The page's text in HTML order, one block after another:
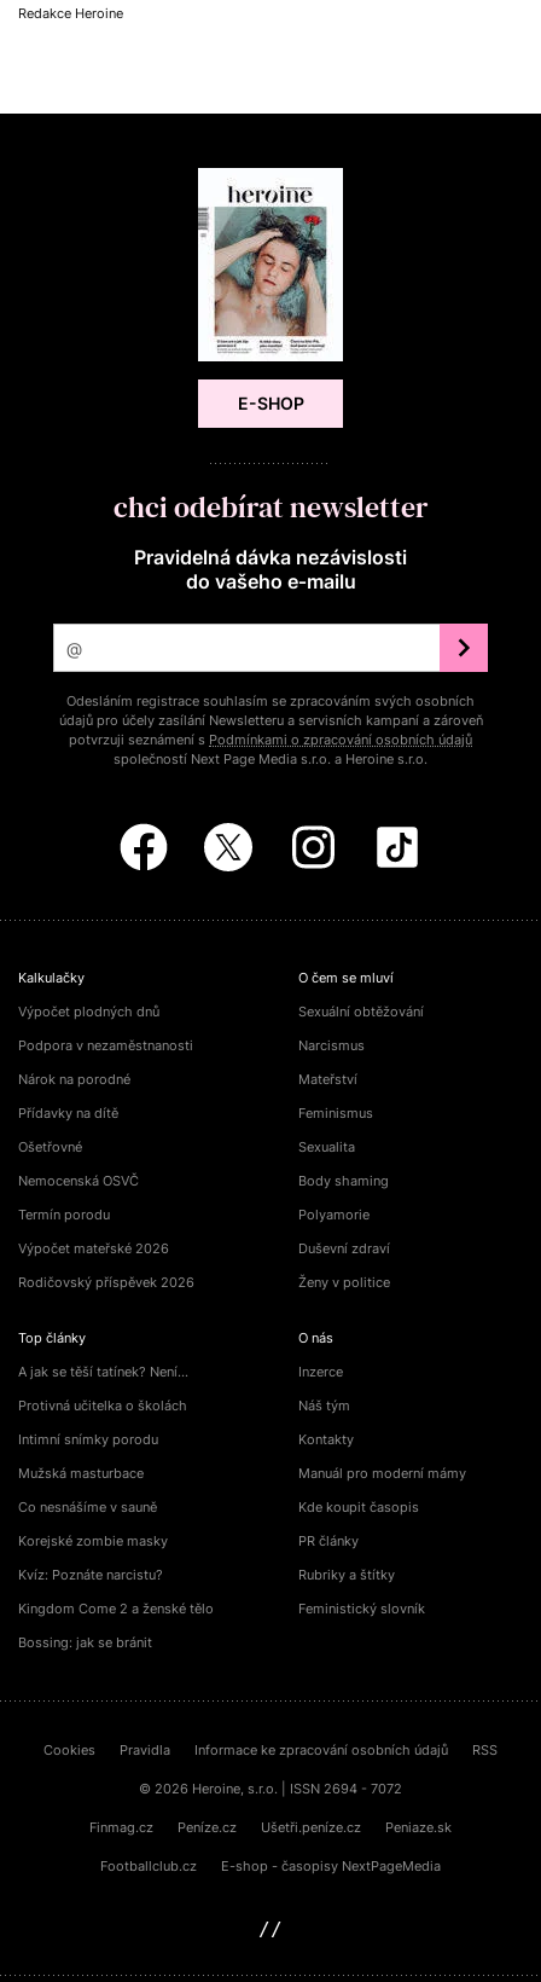
Redakce Heroine
E-SHOP
chci odebírat newsletter
Pravidelná dávka nezávislosti
do vašeho e‑mailu
Odesláním registrace souhlasím se zpracováním svých osobních
údajů pro účely zasílání Newsletteru a servisních kampaní a zároveň
potvrzuji seznámení s Podmínkami o zpracování osobních údajů
společností Next Page Media s.r.o. a Heroine s.r.o.
Kalkulačky
Výpočet plodných dnů
Podpora v nezaměstnanosti
Nárok na porodné
Přídavky na dítě
Ošetřovné
Nemocenská OSVČ
Termín porodu
Výpočet mateřské 2026
Rodičovský příspěvek 2026
Top články
A jak se těší tatínek? Není…
Protivná učitelka o školách
Intimní snímky porodu
Mužská masturbace
Co nesnášíme v sauně
Korejské zombie masky
Kvíz: Poznáte narcistu?
Kingdom Come 2 a ženské tělo
Bossing: jak se bránit
O čem se mluví
Sexuální obtěžování
Narcismus
Mateřství
Feminismus
Sexualita
Body shaming
Polyamorie
Duševní zdraví
Ženy v politice
O nás
Inzerce
Náš tým
Kontakty
Manuál pro moderní mámy
Kde koupit časopis
PR články
Rubriky a štítky
Feministický slovník
Cookies Pravidla Informace ke zpracování osobních údajů RSS
© 2026 Heroine, s.r.o. | ISSN 2694 - 7072
Finmag.cz Peníze.cz Ušetři.peníze.cz Peniaze.sk
Footballclub.cz E-shop - časopisy NextPageMedia